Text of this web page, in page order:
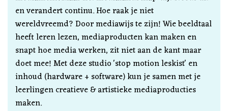
en verandert continu. Hoe raak je niet
wereldvreemd? Door mediawijs te zijn! Wie beeldtaal
heeft leren lezen, mediaproducten kan maken en
snapt hoe media werken, zit niet aan de kant maar
doet mee! Met deze studio 'stop motion leskist' en
inhoud (hardware + software) kun je samen met je
leerlingen creatieve & artistieke mediaproducties
maken.